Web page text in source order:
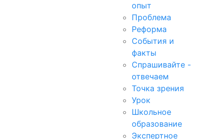
опыт
Проблема
Реформа
События и
факты
Спрашивайте -
отвечаем
Точка зрения
Урок
Школьное
образование
Экспертное